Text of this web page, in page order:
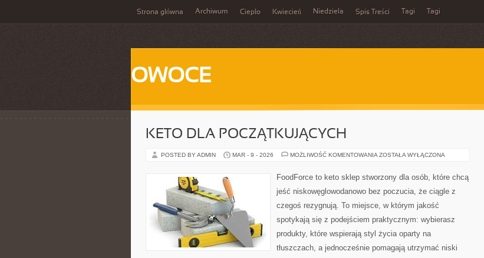
Strona główna Archiwum Ciepło Kwiecień Niedziela Spis Treści Tagi Tagi
OWOCE
KETO DLA POCZĄTKUJĄCYCH
POSTED BY ADMIN MAR - 9 - 2026 MOŻLIWOŚĆ KOMENTOWANIA KETO
ZOSTAŁA WYŁĄCZONA
FoodForce to keto sklep stworzony dla osób, które chcą
jeść niskowęglowodanowo bez poczucia, że ciągle z
czegoś rezygnują. To miejsce, w którym jakość
spotykają się z podejściem praktycznym: wybierasz
produkty, które wspierają styl życia oparty na
tłuszczach, a jednocześnie pomagają utrzymać niski